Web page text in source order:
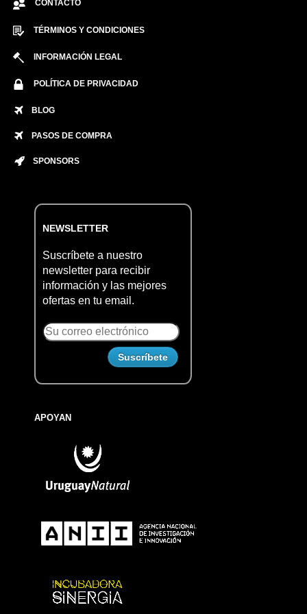
CONTACTO
TÉRMINOS Y CONDICIONES
INFORMACIÓN LEGAL
POLÍTICA DE PRIVACIDAD
BLOG
PASOS DE COMPRA
SPONSORS
NEWSLETTER
Suscríbete a nuestro
newsletter para recibir
información y las mejores
ofertas en tu email.
APOYAN